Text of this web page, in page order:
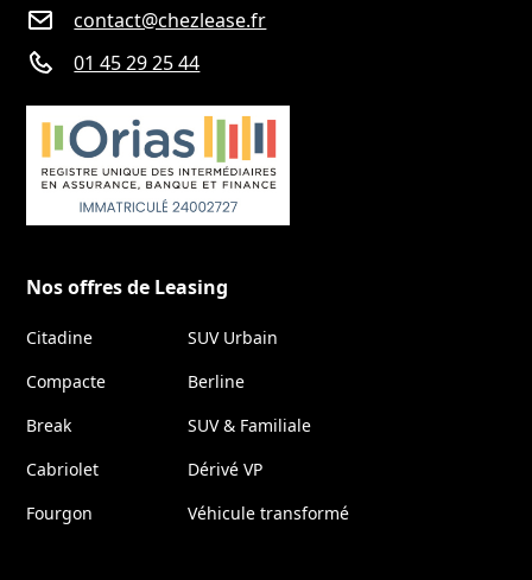
contact@chezlease.fr
01 45 29 25 44
Nos offres de Leasing
Citadine
SUV Urbain
Compacte
Berline
Break
SUV & Familiale
Cabriolet
Dérivé VP
Fourgon
Véhicule transformé